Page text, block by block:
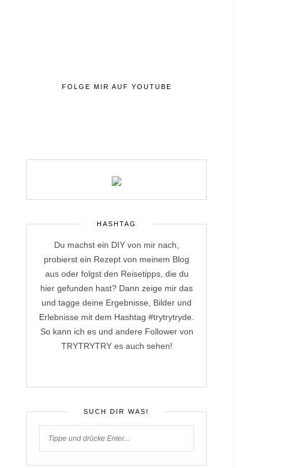
FOLGE MIR AUF YOUTUBE
HASHTAG
Du machst ein DIY von mir nach,
probierst ein Rezept von meinem Blog
aus oder folgst den Reisetipps, die du
hier gefunden hast? Dann zeige mir das
und tagge deine Ergebnisse, Bilder und
Erlebnisse mit dem Hashtag #trytrytryde.
So kann ich es und andere Follower von
TRYTRYTRY es auch sehen!
SUCH DIR WAS!